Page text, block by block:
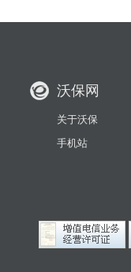
沃保网
关于沃保
手机站